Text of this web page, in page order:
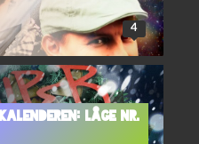
4
Låge nr.